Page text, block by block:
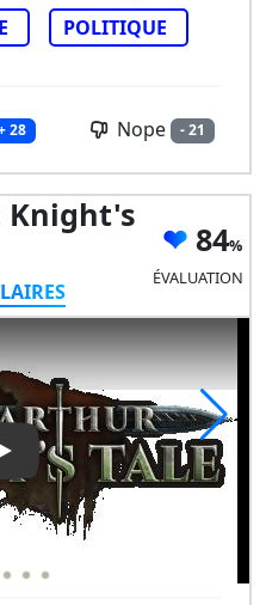
POLITIQUE
28 Nope - 21
Knight's
84
ÉVALUATION
Play Video: King Arthur: